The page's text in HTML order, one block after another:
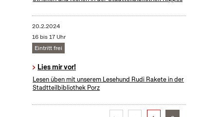
20.2.2024
16 bis 17 Uhr
Eintritt frei
Lies mir vor!
Lesen üben mit unserem Lesehund Rudi Rakete in der
Stadtteilbibliothek Porz